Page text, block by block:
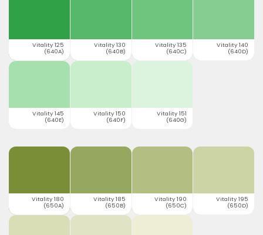
Vitality 125
(640A)
Vitality 130
(640B)
Vitality 135
(640C)
Vitality 140
(640D)
Vitality 145
(640E)
Vitality 150
(640F)
Vitality 151
(640G)
Vitality 180
(650A)
Vitality 185
(650B)
Vitality 190
(650C)
Vitality 195
(650D)